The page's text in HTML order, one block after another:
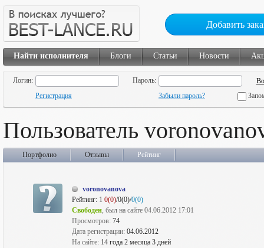
Добавить
Найти исполнителя Блоги Статьи Новости
Логин:
Пароль:
Регистрация
Забыли пароль?
Пользователь
Портфолио Отзывы Рейтинг
voronovanova
Рейтинг: 1 0(0)/0(0)/0(0)
Свободен, был на сайте 04.06.2012 17:01
Просмотров: 74
Дата регистрации: 04.06.2012
На сайте: 14 года 2 месяца 3 дней